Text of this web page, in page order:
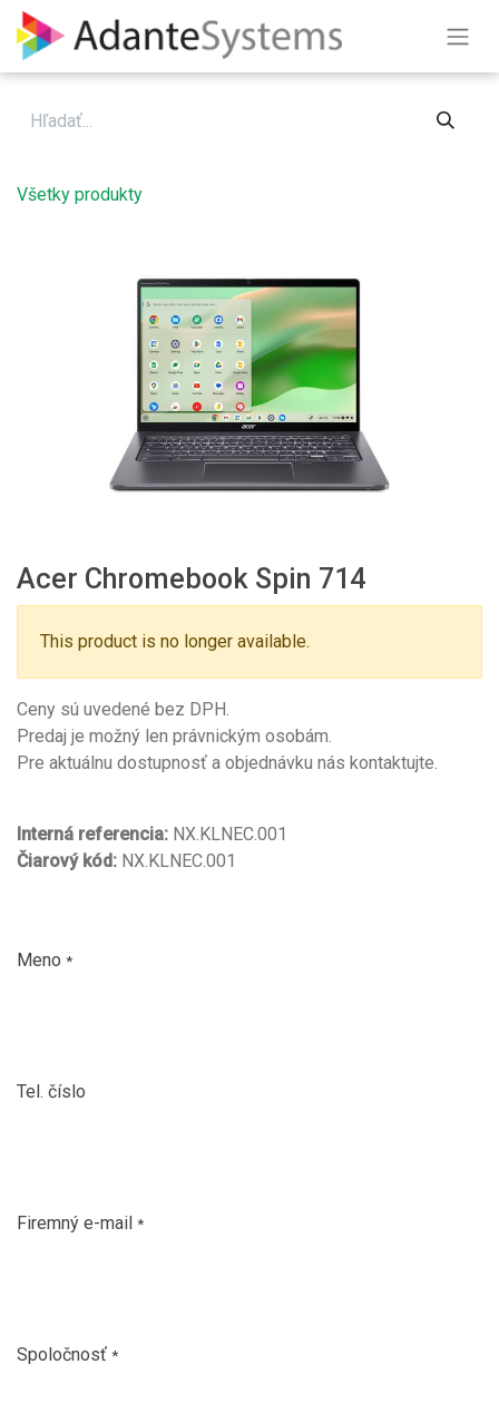
Skip to Content
Všetky produkty
Acer Chromebook Spin 714
This product is no longer available.
Ceny sú uvedené bez DPH.
Predaj je možný len právnickým osobám.
Pre aktuálnu dostupnosť a objednávku nás kontaktujte.
Interná referencia: NX.KLNEC.001
Čiarový kód: NX.KLNEC.001
Meno *
Tel. číslo
Firemný e-mail *
Spoločnosť *